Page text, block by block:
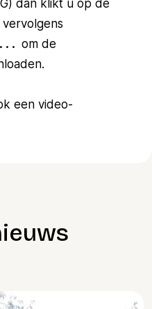
dan klikt u op de
. . . om de
een video-